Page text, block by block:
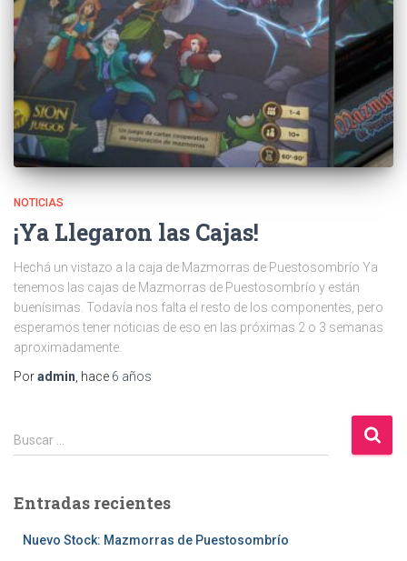
NOTICIAS
¡Ya Llegaron las Cajas!
Hechá un vistazo a la caja de Mazmorras de Puestosombrío Ya
tenemos las cajas de Mazmorras de Puestosombrío y están
buenísimas. Todavía nos falta el resto de los componentes, pero
esperamos tener noticias de eso en las próximas 2 o 3 semanas
aproximadamente.
Poradmin , hace 6 años
B
u
a
Buscar …
Entradas recientes
Nuevo Stock: Mazmorras de Puestosombrío